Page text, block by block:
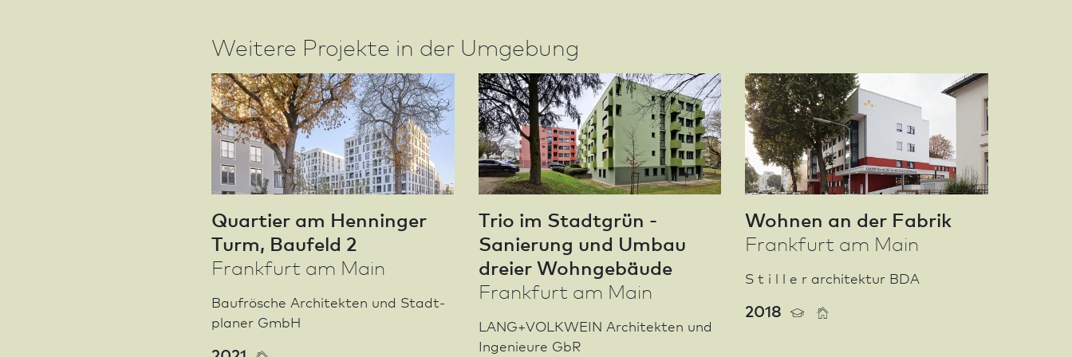
Weitere Projekte in der Umgebung
Quar­tier am Henninger
Turm, Baufeld 2
Frank­furt am Main
Baufrösche Architekten und Stadt­
planer GmbH
Trio im Stadt­grün -
Sanierung und Umbau
dreier Wohngebäude
Frank­furt am Main
LANG+VOLKWEIN Architekten und
Ingenieure GbR
Wohnen an der Fabrik
Frank­furt am Main
S t i l l e r architektur BDA
2018